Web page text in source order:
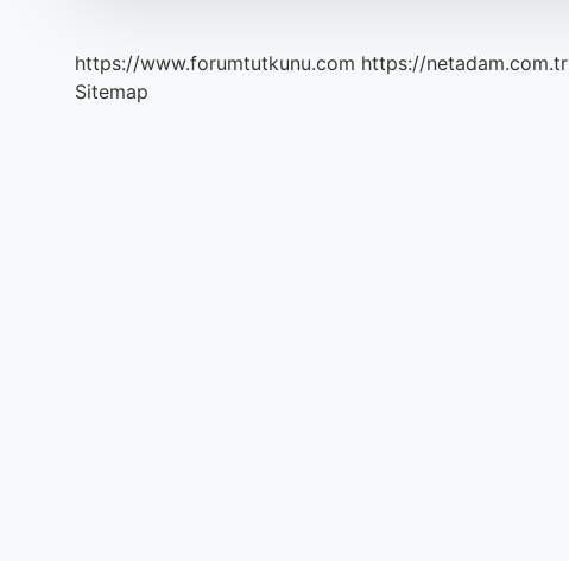
https://www.forumtutkunu.com https://netadam.com.tr
Sitemap